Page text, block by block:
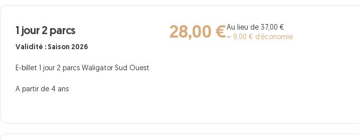
1 jour 2 parcs
Validité : Saison 2026
E-billet 1 jour 2 parcs Waligator Sud Ouest
A partir de 4 ans
28,00 €Au lieu de 37,00 €
= 9,00 € d’économie